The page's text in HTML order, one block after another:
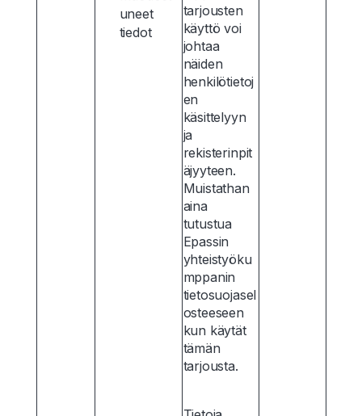
uneet
tiedot
tarjousten
käyttö voi
johtaa
näiden
henkilötietoj
en
käsittelyyn
ja
rekisterinpit
äjyyteen.
Muistathan
aina
tutustua
Epassin
yhteistyöku
mppanin
tietosuojasel
osteeseen
kun käytät
tämän
tarjousta.